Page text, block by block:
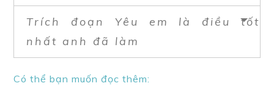
Trích đoạn Yêu em là điều tốt
nhất anh đã làm
Có thể bạn muốn đọc thêm: